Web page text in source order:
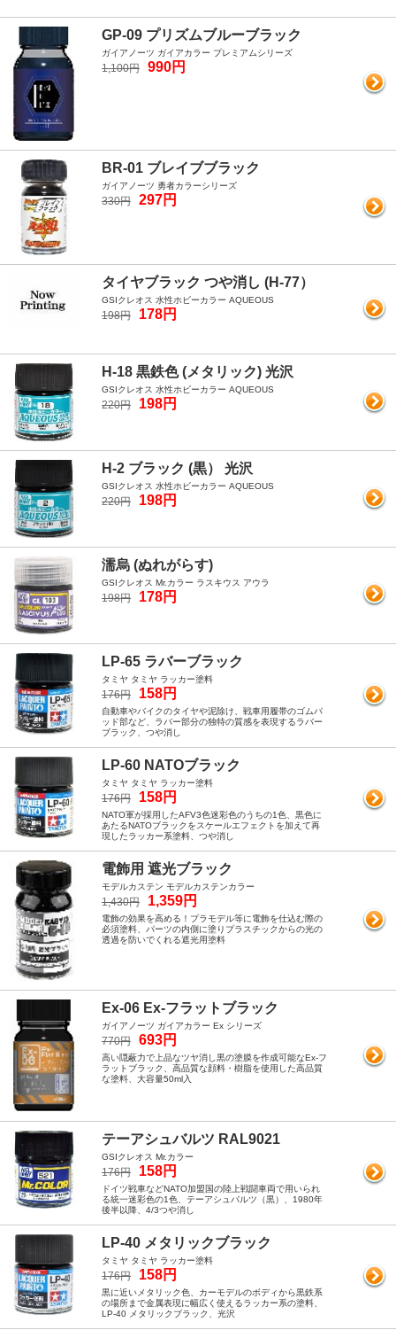
GP-09 プリズムブルーブラック
ガイアノーツ ガイアカラー プレミアムシリーズ
1,100円 990円
BR-01 ブレイブブラック
ガイアノーツ 勇者カラーシリーズ
330円 297円
タイヤブラック つや消し (H-77）
GSIクレオス 水性ホビーカラー AQUEOUS
198円 178円
H-18 黒鉄色 (メタリック) 光沢
GSIクレオス 水性ホビーカラー AQUEOUS
220円 198円
H-2 ブラック (黒） 光沢
GSIクレオス 水性ホビーカラー AQUEOUS
220円 198円
濡烏 (ぬれがらす)
GSIクレオス Mr.カラー ラスキウス アウラ
198円 178円
LP-65 ラバーブラック
タミヤ タミヤ ラッカー塗料
176円 158円
自動車やバイクのタイヤや泥除け、戦車用履帯のゴムパ
ッド部など、ラバー部分の独特の質感を表現するラバー
ブラック、つや消し
LP-60 NATOブラック
タミヤ タミヤ ラッカー塗料
176円 158円
NATO軍が採用したAFV3色迷彩色のうちの1色、黒色に
あたるNATOブラックをスケールエフェクトを加えて再
現したラッカー系塗料、つや消し
電飾用 遮光ブラック
モデルカステン モデルカステンカラー
1,430円 1,359円
電飾の効果を高める！プラモデル等に電飾を仕込む際の
必須塗料、パーツの内側に塗りプラスチックからの光の
透過を防いでくれる遮光用塗料
Ex-06 Ex-フラットブラック
ガイアノーツ ガイアカラー Ex シリーズ
770円 693円
高い隠蔽力で上品なツヤ消し黒の塗膜を作成可能なEx-フ
ラットブラック、高品質な顔料・樹脂を使用した高品質
な塗料、大容量50ml入
テーアシュバルツ RAL9021
GSIクレオス Mr.カラー
176円 158円
ドイツ戦車などNATO加盟国の陸上戦闘車両で用いられ
る統一迷彩色の1色、テーアシュバルツ（黒）、1980年
後半以降、4/3つや消し
LP-40 メタリックブラック
タミヤ タミヤ ラッカー塗料
176円 158円
黒に近いメタリック色、カーモデルのボディから黒鉄系
の場所まで金属表現に幅広く使えるラッカー系の塗料、
LP-40 メタリックブラック、光沢